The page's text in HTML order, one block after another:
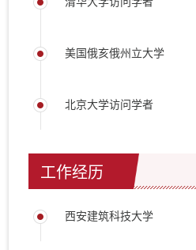
美国俄亥俄州立大学
北京大学访问学者
工作经历
西安建筑科技大学